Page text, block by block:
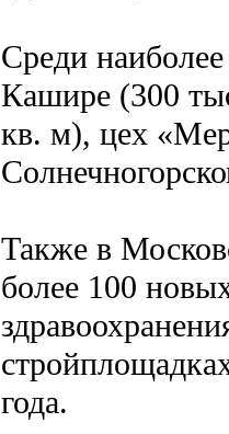
Среди
Кашире (300
кв. м), цех
Также в
более 100
года.